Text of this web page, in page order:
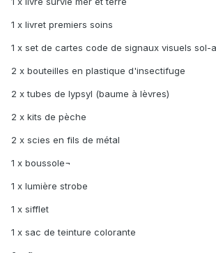
1 x livret premiers soins
1 x set de cartes code de signaux visuels sol-
2 x bouteilles en plastique d'insectifuge
2 x tubes de lypsyl (baume à lèvres)
2 x kits de pèche
2 x scies en fils de métal
1 x boussole¬
1 x lumière strobe
1 x sifflet
1 x sac de teinture colorante